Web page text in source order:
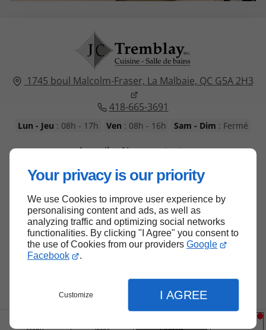
Your privacy is our priority
We use Cookies to improve user experience by
personalising content and ads, as well as
analyzing traffic and optimizing social networks
functionalities. By clicking "I Agree" you consent to
the use of Cookies from our providers Google
Facebook
.
Customize I AGREE
1745 boul Malcolm-Fraser, La Malbaie, QC G5A 2H3
418-665-3691
Lun - Jeu : 08h - 17h Ven : 08h - 16h Sam - Dim : Fermé
Accueil
Nous contacter
Politique de confidentialité
Plan du site
Haut de page